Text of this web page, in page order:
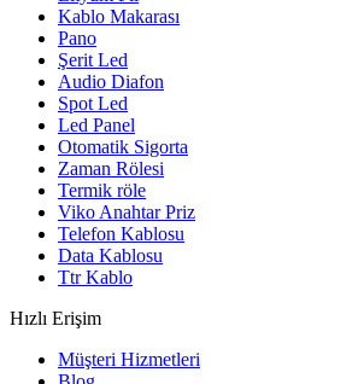
Kablo Makarası
Pano
Şerit Led
Audio Diafon
Spot Led
Led Panel
Otomatik Sigorta
Zaman Rölesi
Termik röle
Viko Anahtar Priz
Telefon Kablosu
Data Kablosu
Ttr Kablo
Hızlı Erişim
Müşteri Hizmetleri